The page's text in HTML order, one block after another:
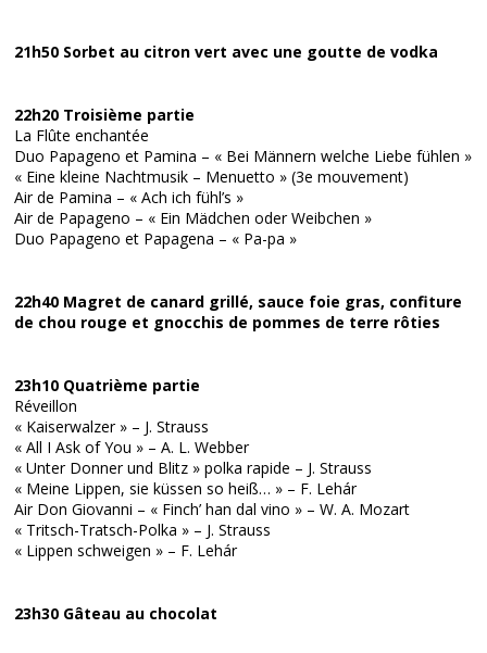
21h50 Sorbet au citron vert avec une goutte de vodka
22h20 Troisième partie
La Flûte enchantée
Duo Papageno et Pamina – « Bei Männern welche Liebe fühlen »
« Eine kleine Nachtmusik – Menuetto » (3e mouvement)
Air de Pamina – « Ach ich fühl’s »
Air de Papageno – « Ein Mädchen oder Weibchen »
Duo Papageno et Papagena – « Pa-pa »
22h40 Magret de canard grillé, sauce foie gras, confiture
de chou rouge et gnocchis de pommes de terre rôties
23h10 Quatrième partie
Réveillon
« Kaiserwalzer » – J. Strauss
« All I Ask of You » – A. L. Webber
« Unter Donner und Blitz » polka rapide – J. Strauss
« Meine Lippen, sie küssen so heiß… » – F. Lehár
Air Don Giovanni – « Finch’ han dal vino » – W. A. Mozart
« Tritsch-Tratsch-Polka » – J. Strauss
« Lippen schweigen » – F. Lehár
23h30 Gâteau au chocolat